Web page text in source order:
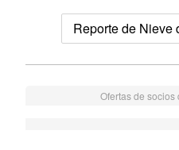
Reporte de Nieve
Ofertas de